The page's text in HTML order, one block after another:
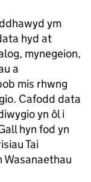
ym
hyd at
mynegeion,
a
mis rhwng
Cafodd data
yn ôl i
hyn fod yn
Tai
Wasanaethau